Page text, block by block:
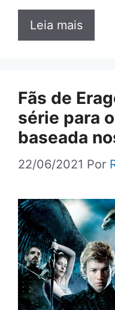
Leia mais
Fãs de
série para
baseada
22/06/2021 Por